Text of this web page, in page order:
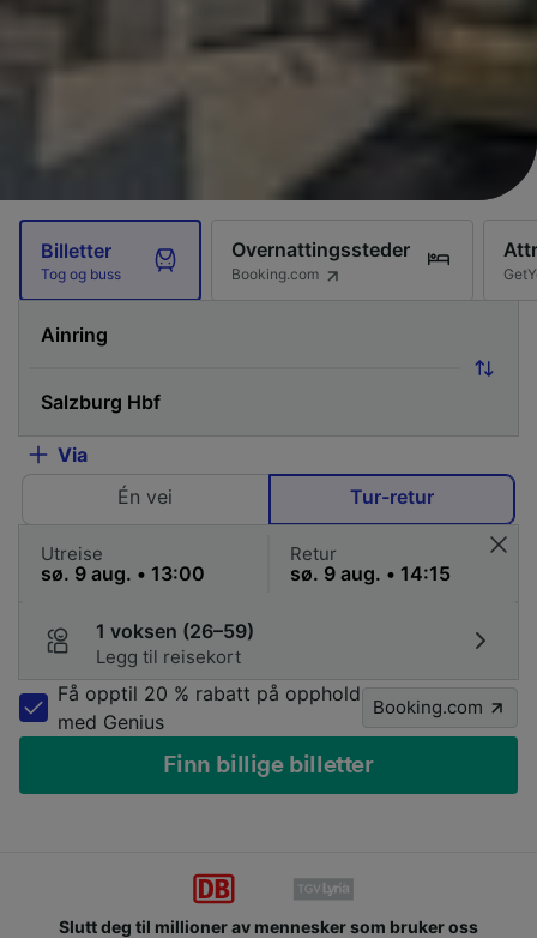
Billetter
Tog og buss
Overnattingssteder
Booking.com
Via
Én vei
Tur-retur
Utreise Retur
1 voksen (26–59)
Legg til reisekort
Få opptil 20 % rabatt på opphold
med Genius
Booking.com
Finn billige billetter
Slutt deg til millioner av mennesker som bruker oss